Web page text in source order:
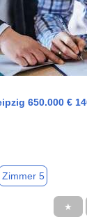
650.000 €
Zimmer 5
★